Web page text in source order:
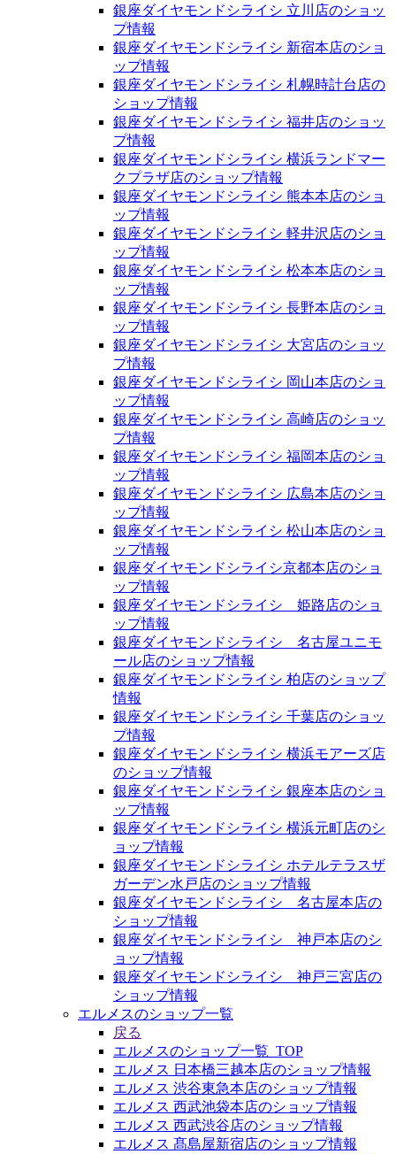
銀座ダイヤモンドシライシ 立川店のショッ
プ情報
銀座ダイヤモンドシライシ 新宿本店のショ
ップ情報
銀座ダイヤモンドシライシ 札幌時計台店の
ショップ情報
銀座ダイヤモンドシライシ 福井店のショッ
プ情報
銀座ダイヤモンドシライシ 横浜ランドマー
クプラザ店のショップ情報
銀座ダイヤモンドシライシ 熊本本店のショ
ップ情報
銀座ダイヤモンドシライシ 軽井沢店のショ
ップ情報
銀座ダイヤモンドシライシ 松本本店のショ
ップ情報
銀座ダイヤモンドシライシ 長野本店のショ
ップ情報
銀座ダイヤモンドシライシ 大宮店のショッ
プ情報
銀座ダイヤモンドシライシ 岡山本店のショ
ップ情報
銀座ダイヤモンドシライシ 高崎店のショッ
プ情報
銀座ダイヤモンドシライシ 福岡本店のショ
ップ情報
銀座ダイヤモンドシライシ 広島本店のショ
ップ情報
銀座ダイヤモンドシライシ 松山本店のショ
ップ情報
銀座ダイヤモンドシライシ京都本店のショ
ップ情報
銀座ダイヤモンドシライシ 姫路店のショ
ップ情報
銀座ダイヤモンドシライシ 名古屋ユニモ
ール店のショップ情報
銀座ダイヤモンドシライシ 柏店のショップ
情報
銀座ダイヤモンドシライシ 千葉店のショッ
プ情報
銀座ダイヤモンドシライシ 横浜モアーズ店
のショップ情報
銀座ダイヤモンドシライシ 銀座本店のショ
ップ情報
銀座ダイヤモンドシライシ 横浜元町店のシ
ョップ情報
銀座ダイヤモンドシライシ ホテルテラスザ
ガーデン水戸店のショップ情報
銀座ダイヤモンドシライシ 名古屋本店の
ショップ情報
銀座ダイヤモンドシライシ 神戸本店のシ
ョップ情報
銀座ダイヤモンドシライシ 神戸三宮店の
ショップ情報
エルメスのショップ一覧
戻る
エルメスのショップ一覧_TOP
エルメス 日本橋三越本店のショップ情報
エルメス 渋谷東急本店のショップ情報
エルメス 西武池袋本店のショップ情報
エルメス 西武渋谷店のショップ情報
エルメス 髙島屋新宿店のショップ情報